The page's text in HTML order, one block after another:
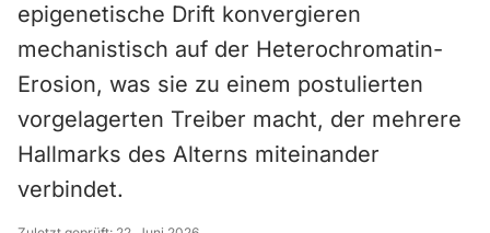
epigenetische Drift konvergieren
mechanistisch auf der Heterochromatin-
Erosion, was sie zu einem postulierten
vorgelagerten Treiber macht, der mehrere
Hallmarks des Alterns miteinander
verbindet.